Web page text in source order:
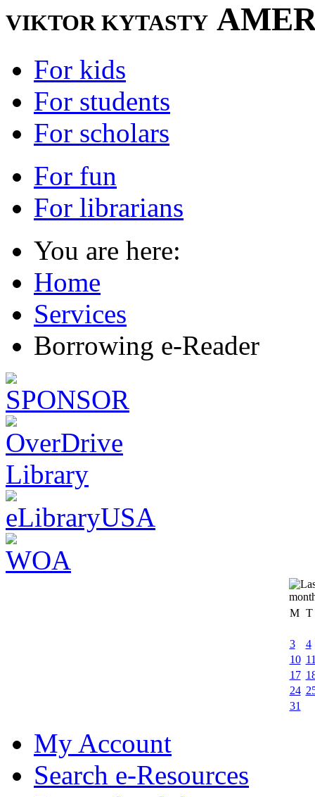
VIKTOR KYTASTY
For kids
For students
For scholars
For fun
For librarians
You are here:
Home
Services
Borrowing e-Reader
M T
3
4
10
17
24
31
My Account
Search e-Resources